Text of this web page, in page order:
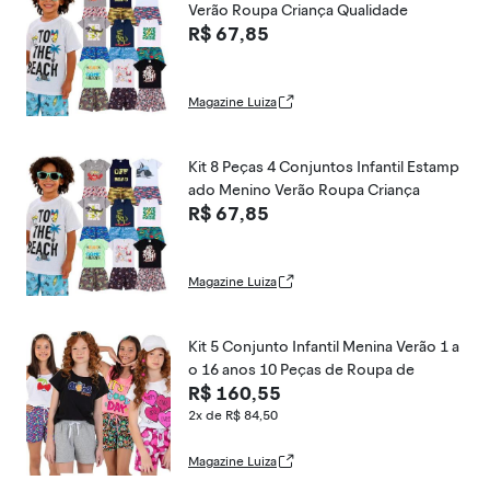
Verão Roupa Criança Qualidade
R$ 67,85
Magazine Luiza
Kit 8 Peças 4 Conjuntos Infantil Estamp
ado Menino Verão Roupa Criança
R$ 67,85
Magazine Luiza
Kit 5 Conjunto Infantil Menina Verão 1 a
o 16 anos 10 Peças de Roupa de
R$ 160,55
2x de R$ 84,50
Magazine Luiza